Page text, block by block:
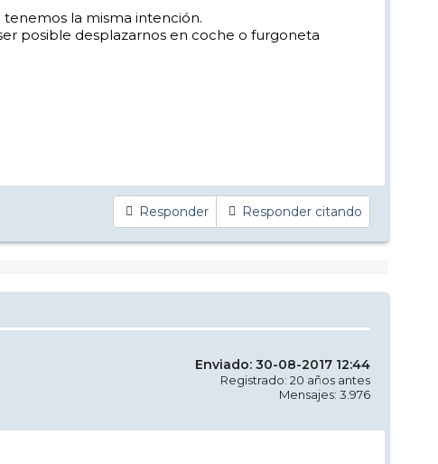
tenemos la misma intención.
posible desplazarnos en coche o furgoneta
Responder Responder citando
Enviado: 30-08-2017 12:44
Registrado: 20 años antes
Mensajes: 3.976